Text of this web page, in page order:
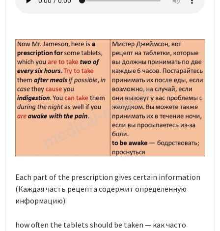
Each part of the prescription gives certain information
(Каждая часть рецепта содержит определенную
информацию):
how often the tablets should be taken — как часто